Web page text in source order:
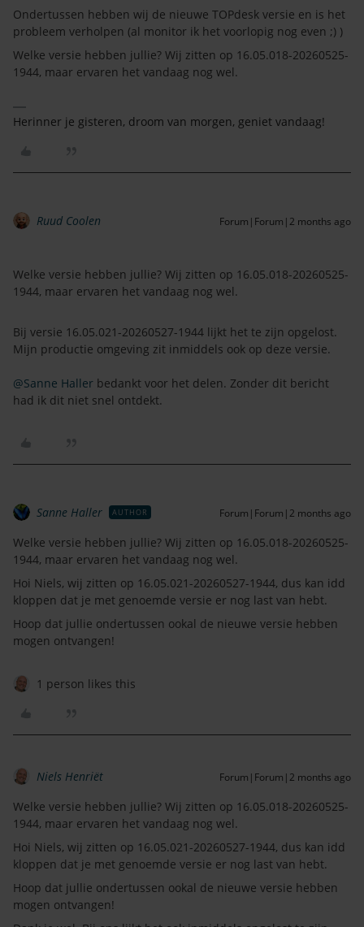
Ondertussen hebben wij de nieuwe TOPdesk versie en is het
probleem verholpen (al monitor ik het voorlopig nog even ;) )
Welke versie hebben jullie? Wij zitten op 16.05.018-20260525-
1944, maar ervaren het vandaag nog wel.
Herinner je gisteren, droom van morgen, geniet vandaag!
Ruud Coolen Forum|Forum|2 months ago
Welke versie hebben jullie? Wij zitten op 16.05.018-20260525-
1944, maar ervaren het vandaag nog wel.
Bij versie 16.05.021-20260527-1944 lijkt het te zijn opgelost.
Mijn productie omgeving zit inmiddels ook op deze versie.
@Sanne Haller bedankt voor het delen. Zonder dit bericht
had ik dit niet snel ontdekt.
Sanne Haller AUTHOR Forum|Forum|2 months ago
Welke versie hebben jullie? Wij zitten op 16.05.018-20260525-
1944, maar ervaren het vandaag nog wel.
Hoi Niels, wij zitten op 16.05.021-20260527-1944, dus kan idd
kloppen dat je met genoemde versie er nog last van hebt.
Hoop dat jullie ondertussen ookal de nieuwe versie hebben
mogen ontvangen!
1 person likes this
Niels Henriët Forum|Forum|2 months ago
Welke versie hebben jullie? Wij zitten op 16.05.018-20260525-
1944, maar ervaren het vandaag nog wel.
Hoi Niels, wij zitten op 16.05.021-20260527-1944, dus kan idd
kloppen dat je met genoemde versie er nog last van hebt.
Hoop dat jullie ondertussen ookal de nieuwe versie hebben
mogen ontvangen!